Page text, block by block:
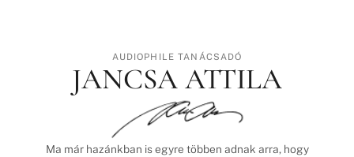
AUDIOPHILE TANÁCSADÓ
JANCSA ATTILA
Ma már hazánkban is egyre többen adnak arra, hogy